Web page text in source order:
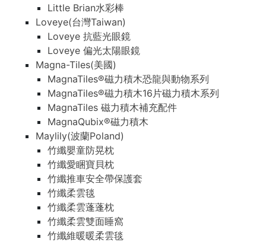
Little Brian水彩棒
Loveye(台灣Taiwan)
Loveye 抗藍光眼鏡
Loveye 偏光太陽眼鏡
Magna-Tiles(美國)
MagnaTiles®磁力積木恐龍與動物系列
MagnaTiles®磁力積木16片磁力積木系列
MagnaTiles 磁力積木補充配件
MagnaQubix®磁力積木
Maylily(波蘭Poland)
竹纖嬰童防晃枕
竹纖愛睏寶貝枕
竹纖推車安全帶保護套
竹纖柔雲毯
竹纖柔雲蓬蓬枕
竹纖柔雲雙面睡窩
竹纖維暖暖柔雲毯